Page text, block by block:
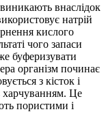
внаслідок
натрій
кислого
чого запаси
буферизувати
організм починає
з кісток і
харчуванням. Це
пористими і